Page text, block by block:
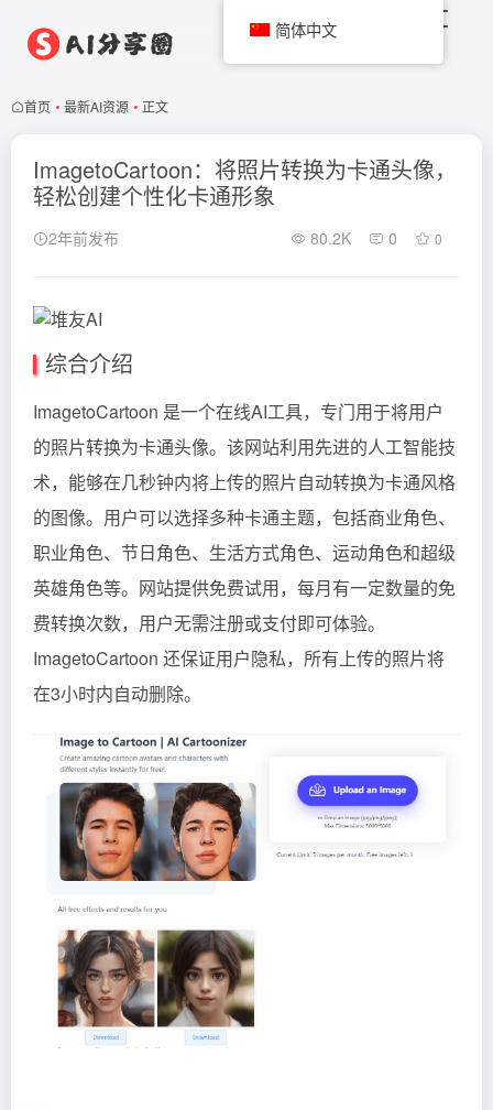
首页 • 最新AI资源 • 正文
ImagetoCartoon：将照片转换为卡通头像，
轻松创建个性化卡通形象
2年前发布 80.2K 0 0
综合介绍
ImagetoCartoon 是一个在线AI工具，专门用于将用户
的照片转换为卡通头像。该网站利用先进的人工智能技
术，能够在几秒钟内将上传的照片自动转换为卡通风格
的图像。用户可以选择多种卡通主题，包括商业角色、
职业角色、节日角色、生活方式角色、运动角色和超级
英雄角色等。网站提供免费试用，每月有一定数量的免
费转换次数，用户无需注册或支付即可体验。
ImagetoCartoon 还保证用户隐私，所有上传的照片将
在3小时内自动删除。
简体中文